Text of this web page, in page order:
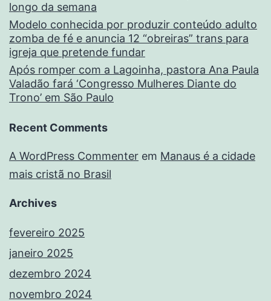
longo da semana
Modelo conhecida por produzir conteúdo adulto
zomba de fé e anuncia 12 “obreiras” trans para
igreja que pretende fundar
Após romper com a Lagoinha, pastora Ana Paula
Valadão fará ‘Congresso Mulheres Diante do
Trono’ em São Paulo
Recent Comments
A WordPress Commenter em Manaus é a cidade
mais cristã no Brasil
Archives
fevereiro 2025
janeiro 2025
dezembro 2024
novembro 2024